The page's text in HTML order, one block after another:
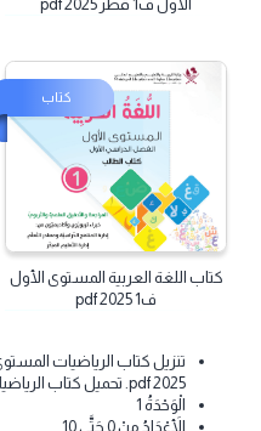
كتاب التربية الاسلامية المستوى
كتاب اللغة العربية المستوى الأول
ف1 2025 pdf